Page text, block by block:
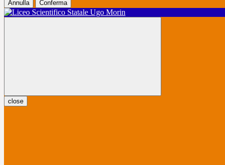
Annulla Conferma
close